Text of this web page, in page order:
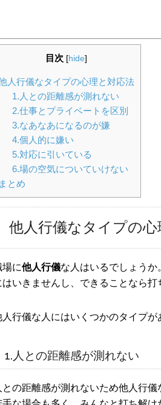
目次 [hide]
人行儀なタイプの心理と対応法
1.人との距離感が測れない
2.仕事とプライベートを区別
3.なあなあになるのが嫌
4.個人的に嫌い
5.対応に引いている
6.場の空気についていけない
まとめ
他人行儀なタイプの
場に他人行儀な人はいるでしょう
はいきませんし、できることなら打
人行儀な人にはいくつかのタイプが
1.人との距離感が測れない
との距離感が測れないため他人行